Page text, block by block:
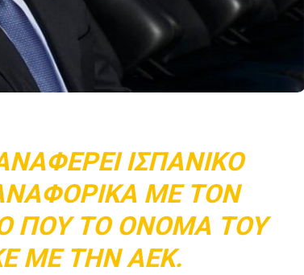
ΙΣΠΑΝΙΚΌ
ΜΕ ΤΟΝ
ΠΟΥ ΤΟ ΌΝΟΜΑ ΤΟΥ
ΜΕ ΤΗΝ ΑΕΚ.